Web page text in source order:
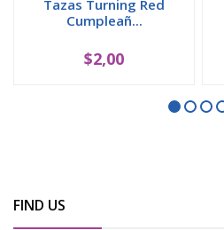
Tazas Turning Red
Cumpleañ...
$2,00
FIND US